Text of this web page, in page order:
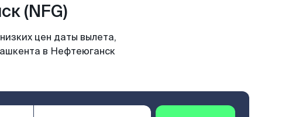
(NFG)
цен даты вылета,
в Нефтеюганск